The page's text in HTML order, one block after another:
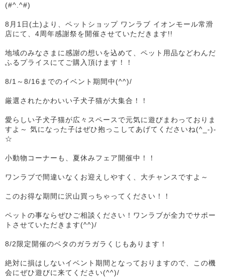
(#^.^#)
8月1日(土)より、ペットショップ ワンラブ イオンモール常滑
店にて、4周年感謝祭を開催させていただきます!!
地域のみなさまに感謝の想いを込めて、ペット用品などわんだ
ふるプライスにてご購入頂けます！！
8/1～8/16までのイベント期間中(^^)/
厳選されたかわいい子犬子猫が大集合！！
愛らしい子犬子猫が広々スペースで元気に遊びまわっておりま
すよ～ 気になった子はぜひ抱っこしてあげてくださいね(^_-)-
☆
小動物コーナーも、夏休みフェア開催中！！
ワンラブで間違いなくお迎えしやすく、大チャンスですよ～
このお得な期間に沢山買っちゃってください！！
ペットの事ならぜひご相談ください！ワンラブが全力でサポー
トさせていただきます(^^)/
8/2限定開催のベタのガラガラくじもあります！
絶対に損はしないイベント期間となっておりますので、この機
会にぜひ遊びに来てください(^^)/